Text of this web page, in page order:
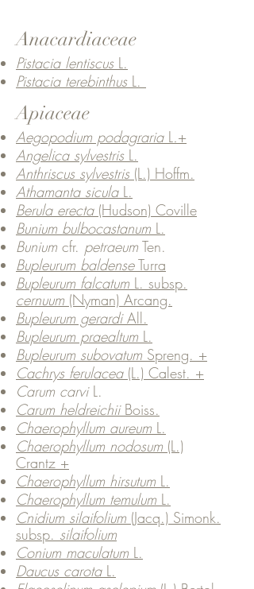
Anacardiaceae
Pistacia lentiscus L.
Pistacia terebinthusL.
Apiaceae
Aegopodium podagraria L.+
Angelica sylvestris L.
Anthriscus sylvestris(L.) Hoffm.
Athamanta siculaL.
Berula erecta(Hudson) Coville
Bunium bulbocastanum L.
Bunium cfr. petraeum Ten.
Bupleurum baldenseTurra
Bupleurum falcatum L. subsp.
cernuum (Nyman) Arcang.
Bupleurum gerardiAll.
Bupleurum praealtum L.
Bupleurum subovatum Spreng. +
Cachrys ferulacea(L.) Calest. +
Carum carviL.
Carum heldreichiiBoiss.
Chaerophyllum aureum L.
Chaerophyllum nodosum (L.)
Crantz +
Chaerophyllum hirsutum L.
Chaerophyllum temulum L.
Cnidium silaifolium (Jacq.) Simonk.
subsp. silaifolium
Conium maculatum L.
Daucus carota L.